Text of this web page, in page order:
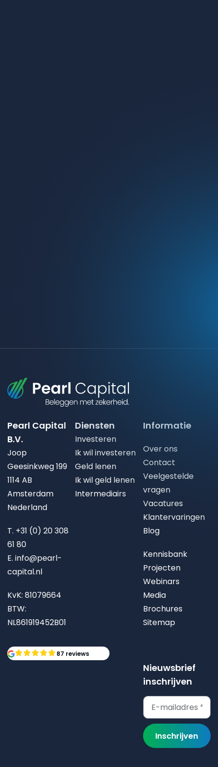
Pearl Capital
B.V.
Joop
Geesinkweg 199
1114 AB
Amsterdam
Nederland
T. +31 (0) 20 308
61 80
E. info@pearl-
capital.nl
KvK: 81079664
BTW:
NL861919452B01
87 reviews
Diensten
Investeren
Ik wil investeren
Geld lenen
Ik wil geld lenen
Intermediairs
Informatie
Over ons
Contact
Veelgestelde
vragen
Vacatures
Klantervaringen
Blog
Kennisbank
Projecten
Webinars
Media
Brochures
Sitemap
Nieuwsbrief
inschrijven
Inschrijven